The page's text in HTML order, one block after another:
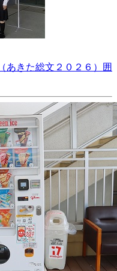
あきた総文２０２６）囲